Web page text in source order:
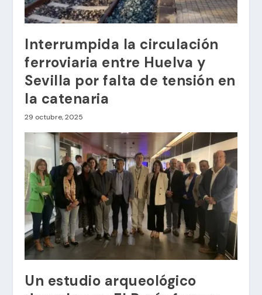
Interrumpida la circulación
ferroviaria entre Huelva y
Sevilla por falta de tensión en
la catenaria
29 octubre, 2025
Un estudio arqueológico